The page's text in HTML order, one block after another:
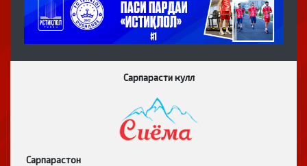
Сарпарасти кулл
Сарпарастон